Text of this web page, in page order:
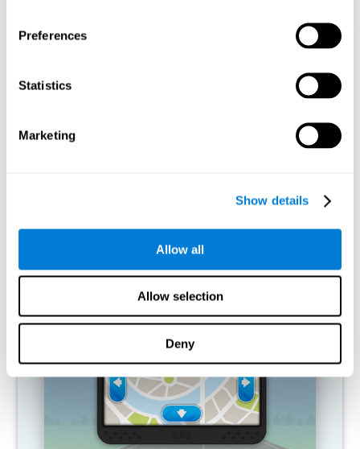
Preferences
Statistics
Marketing
Show details
Allow all
Allow selection
Deny
인지 능력을 훈련하지 않으면 어떻게
됩니까?
당 패턴의 신경 활성화를 위한 자원을 제공하지 않으므로 점점 약
떨어집니다.
추천 게임